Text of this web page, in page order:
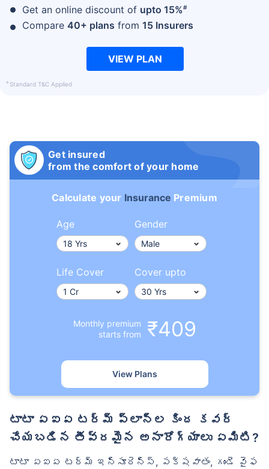
Get an online discount of upto 15%#
Compare 40+ plans from 15 Insurers
VIEW PLAN
+Standard T&C Applied
Get insured
from the comfort of your home
Calculate your Insurance Premium
Age Gender
Life Cover Cover upto
Monthly premium
starts from
₹409
View Plans
టాటా ఏఐఏ టర్మ్ ప్లాన్‌ల కింద కవర్
చేయబడిన తీవ్రమైన అనారోగ్యాలు ఏమిటి?
టాటా ఏఐఏ టర్మ్ ఇన్సూరెన్స్, పక్షవాతం, గుండె వైఫ